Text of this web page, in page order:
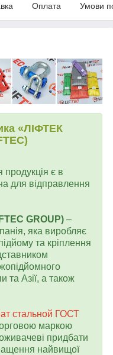
Оплата Умови
«ЛІФТЕК
є в
для відправлення
GROUP) –
яка виробляє
та кріплення
та Азії, а також
стальной ГОСТ
маркою
придбати
найвищої